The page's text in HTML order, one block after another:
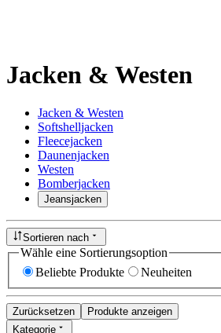
Jacken & Westen
Jacken & Westen
Softshelljacken
Fleecejacken
Daunenjacken
Westen
Bomberjacken
Jeansjacken
Sortieren nach
Wähle eine Sortierungsoption
Beliebte Produkte
Neuheiten
Zurücksetzen
Produkte anzeigen
Kategorie